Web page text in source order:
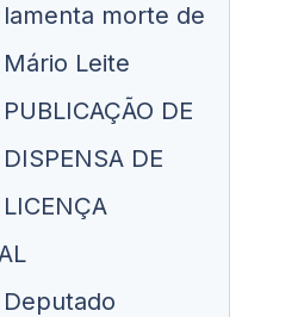
lamenta morte de
Mário Leite
PUBLICAÇÃO DE
DISPENSA DE
LICENÇA
Deputado